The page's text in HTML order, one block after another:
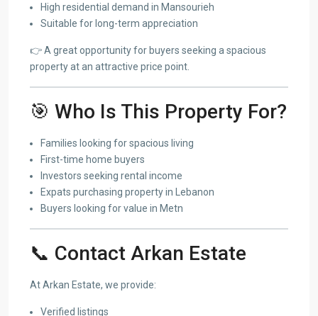
High residential demand in Mansourieh
Suitable for long-term appreciation
👉 A great opportunity for buyers seeking a spacious
property at an attractive price point.
🎯 Who Is This Property For?
Families looking for spacious living
First-time home buyers
Investors seeking rental income
Expats purchasing property in Lebanon
Buyers looking for value in Metn
📞 Contact Arkan Estate
At Arkan Estate, we provide:
Verified listings